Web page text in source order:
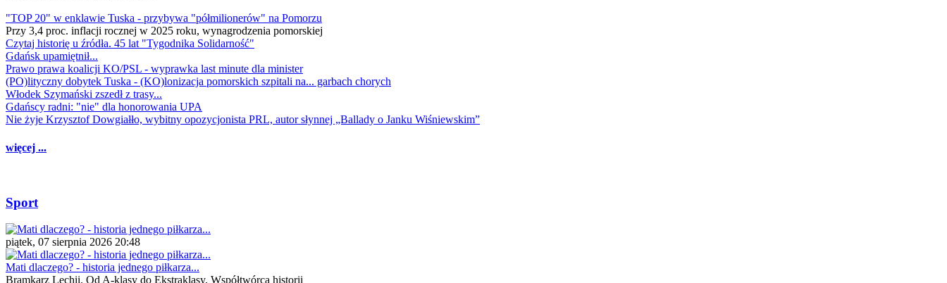
"TOP 20" w enklawie Tuska - przybywa "półmilionerów" na Pomorzu
Przy 3,4 proc. inflacji rocznej w 2025 roku, wynagrodzenia pomorskiej
Czytaj historię u źródła. 45 lat "Tygodnika Solidarność"
Gdańsk upamiętnił...
Prawo prawa koalicji KO/PSL - wyprawka last minute dla minister
(PO)lityczny dobytek Tuska - (KO)lonizacja pomorskich szpitali na... garbach chorych
Włodek Szymański zszedł z trasy...
Gdańscy radni: "nie" dla honorowania UPA
Nie żyje Krzysztof Dowgiałło, wybitny opozycjonista PRL, autor słynnej „Ballady o Janku Wiśniewskim”
więcej ...
Sport
piątek, 07 sierpnia 2026 20:48
Mati dlaczego? - historia jednego piłkarza...
Bramkarz Lechii. Od A-klasy do Ekstraklasy. Współtwórca historii